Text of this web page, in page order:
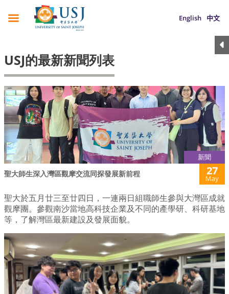
English 中文
USJ的最新新聞列表
新聞
聖大師生深入灣區觀摩交流同探發展新前程 27
May
聖大於五月廿三至廿四日，一連兩日組職師生參與大灣區成就
觀摩團。參觀南沙當地高科技企業及不同的產學研、科研基地
等，了解灣區最新建設及發展面貌。